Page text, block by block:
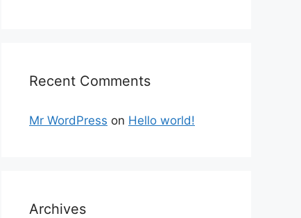
Recent Comments
Mr WordPress on Hello world!
Archives